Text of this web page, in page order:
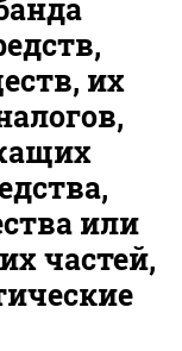
их
или
частей,